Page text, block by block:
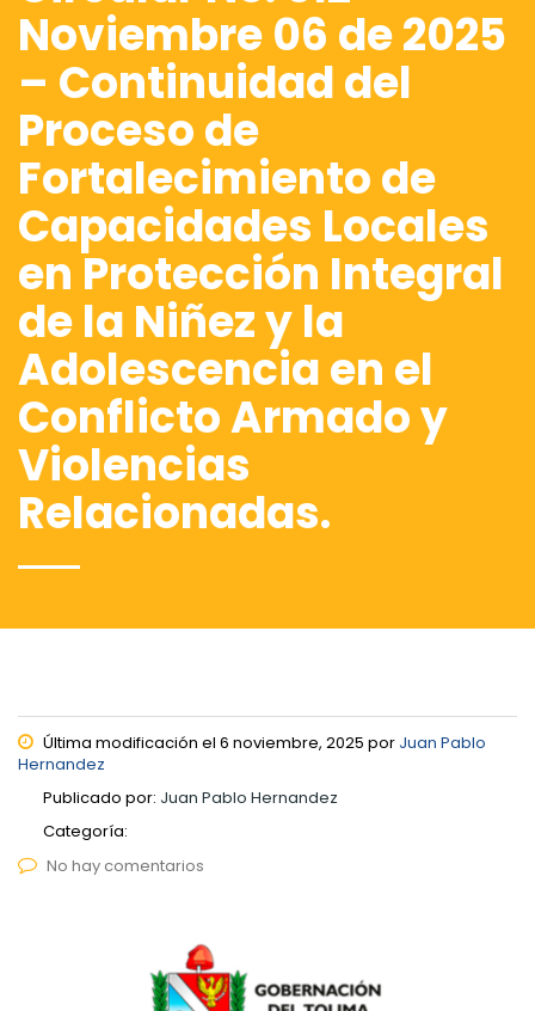
Noviembre 06 de 2025
– Continuidad del
Proceso de
Fortalecimiento de
Capacidades Locales
en Protección Integral
de la Niñez y la
Adolescencia en el
Conflicto Armado y
Violencias
Relacionadas.
Última modificación el 6 noviembre, 2025 por Juan Pablo
Hernandez
Publicado por: Juan Pablo Hernandez
Categoría:
No hay comentarios